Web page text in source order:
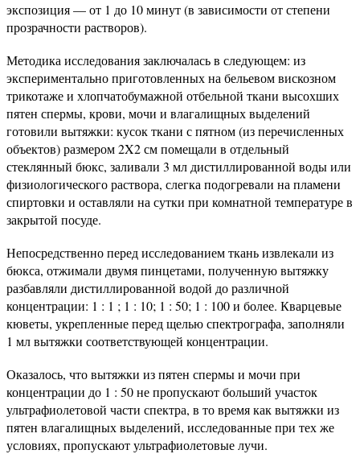
экспозиция — от 1 до 10 минут (в зависимости от степени
прозрачности растворов).
Методика исследования заключалась в следующем: из
экспериментально приготовленных на бельевом вискозном
трикотаже и хлопчатобумажной отбельной ткани высохших
пятен спермы, крови, мочи и влагалищных выделений
готовили вытяжки: кусок ткани с пятном (из перечисленных
объектов) размером 2X2 см помещали в отдельный
стеклянный бюкс, заливали 3 мл дистиллированной воды или
физиологического раствора, слегка подогревали на пламени
спиртовки и оставляли на сутки при комнатной температуре в
закрытой посуде.
Непосредственно перед исследованием ткань извлекали из
бюкса, отжимали двумя пинцетами, полученную вытяжку
разбавляли дистиллированной водой до различной
концентрации: 1 : 1 ; 1 : 10; 1 : 50; 1 : 100 и более. Кварцевые
кюветы, укрепленные перед щелью спектрографа, заполняли
1 мл вытяжки соответствующей концентрации.
Оказалось, что вытяжки из пятен спермы и мочи при
концентрации до 1 : 50 не пропускают больший участок
ультрафиолетовой части спектра, в то время как вытяжки из
пятен влагалищных выделений, исследованные при тех же
условиях, пропускают ультрафиолетовые лучи.